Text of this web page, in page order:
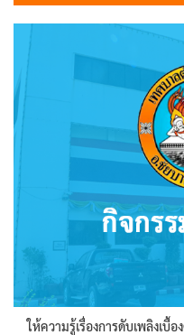
ให้ความรู้เรื่องการดับเพลิงเบื้